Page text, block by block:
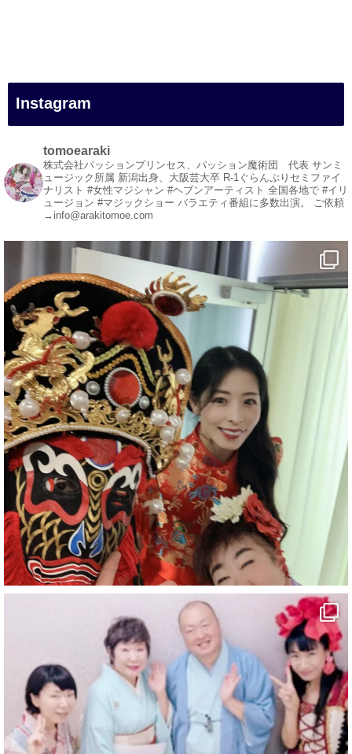
#白浜町
#変面ショー
#イベント
#宴会
#余興
1 3 X
マジシャン派遣 パッションプリンセス【公式】
@comedy_illusion · 7 8月
お疲れ様です
ブログ更新しました
「マジシャン和歌山旅 白浜町・円月島」
#企業公式がお疲れ様を言い合う
#旅行好きな人と繋がりたい
#一人旅
#女性マジシャン
#出張マジック
#マジシャン派遣
#イリュージョン
#和歌山県
#白浜町
#変面ショー
#イベント
#宴会
1 10
マジシャン派遣 パッションプリンセス【公式】
@comedy_illusion 7 8月
お疲れ様です
Instagram
tomoearaki
株式会社パッションプリンセス、パッション魔術団 代表 サンミ
ュージック所属 新潟出身、大阪芸大卒 R-1ぐらんぷりセミファイ
ナリスト #女性マジシャン #ヘブンアーティスト 全国各地で #イリ
ュージョン #マジックショー バラエティ番組に多数出演。 ご依頼
→info@arakitomoe.com